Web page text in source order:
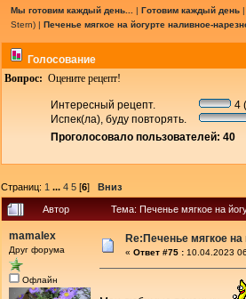
Мы готовим каждый день... | Готовим каждый день
Stern) | Печенье мягкое на йогурте наливное-
Голосование
Вопрос: Оцените рецепт!
Интересный рецепт.
4
Испек(ла), буду повторять.
Проголосовало пользователей: 40
Страниц: 1 ... 4 5 [6] Вниз
Автор Тема: Печенье мягкое на
mamalex
Друг форума
Офлайн
Re:Печенье мягкое
« Ответ #75 : 10.04.2023